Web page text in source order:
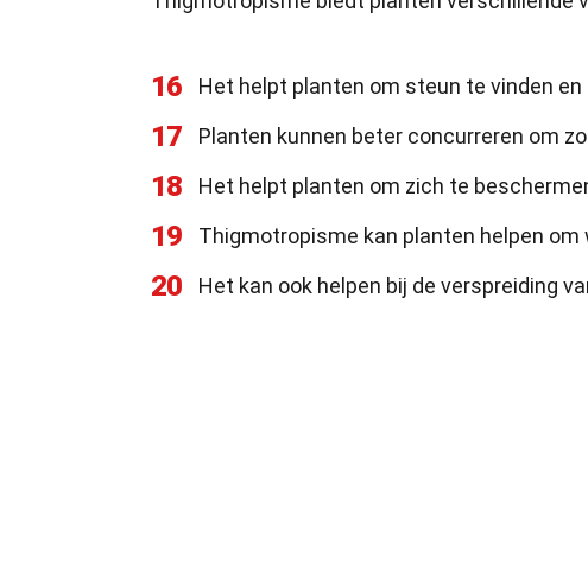
16 Het helpt planten om steun te vinden en
17 Planten kunnen beter concurreren om
18 Het helpt planten om zich te
19 Thigmotropisme kan planten helpen om
20 Het kan ook helpen bij de verspreiding